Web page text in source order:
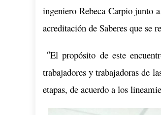
ingeniero Rebeca Carpio junto
acreditación de Saberes que se
“El propósito de este
trabajadores y trabajadoras de
etapas, de acuerdo a los